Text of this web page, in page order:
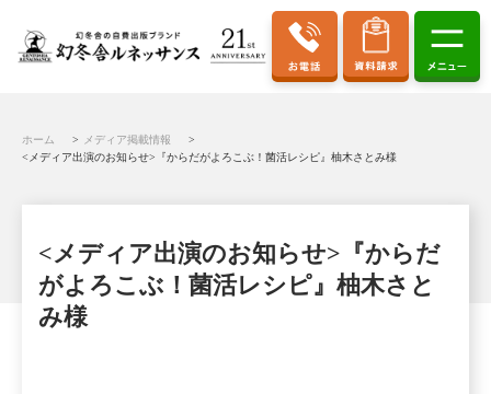
ホーム
メディア掲載情報
<メディア出演のお知らせ>『からだがよろこぶ！菌活レシピ』柚木さとみ様
<メディア出演のお知らせ>『からだ
がよろこぶ！菌活レシピ』柚木さと
み様